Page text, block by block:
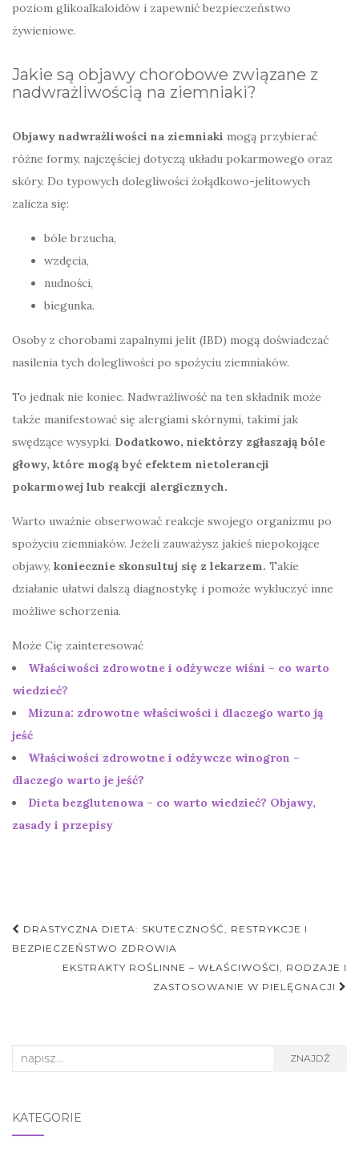
poziom glikoalkaloidów i zapewnić bezpieczeństwo
żywieniowe.
Jakie są objawy chorobowe związane z
nadwrażliwością na ziemniaki?
Objawy nadwrażliwości na ziemniaki mogą przybierać
różne formy, najczęściej dotyczą układu pokarmowego oraz
skóry. Do typowych dolegliwości żołądkowo-jelitowych
zalicza się:
bóle brzucha,
wzdęcia,
nudności,
biegunka.
Osoby z chorobami zapalnymi jelit (IBD) mogą doświadczać
nasilenia tych dolegliwości po spożyciu ziemniaków.
To jednak nie koniec. Nadwrażliwość na ten składnik może
także manifestować się alergiami skórnymi, takimi jak
swędzące wysypki. Dodatkowo, niektórzy zgłaszają bóle
głowy, które mogą być efektem nietolerancji
pokarmowej lub reakcji alergicznych.
Warto uważnie obserwować reakcje swojego organizmu po
spożyciu ziemniaków. Jeżeli zauważysz jakieś niepokojące
objawy, koniecznie skonsultuj się z lekarzem. Takie
działanie ułatwi dalszą diagnostykę i pomoże wykluczyć inne
możliwe schorzenia.
Może Cię zainteresować
Właściwości zdrowotne i odżywcze wiśni – co warto
wiedzieć?
Mizuna: zdrowotne właściwości i dlaczego warto ją
jeść
Właściwości zdrowotne i odżywcze winogron –
dlaczego warto je jeść?
Dieta bezglutenowa – co warto wiedzieć? Objawy,
zasady i przepisy
Nawigacja
postu
DRASTYCZNA DIETA: SKUTECZNOŚĆ, RESTRYKCJE I
BEZPIECZEŃSTWO ZDROWIA
EKSTRAKTY ROŚLINNE – WŁAŚCIWOŚCI, RODZAJE I
ZASTOSOWANIE W PIELĘGNACJI
Search
ZNAJDŹ
KATEGORIE